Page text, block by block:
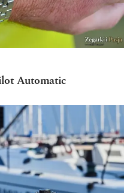
Automatic